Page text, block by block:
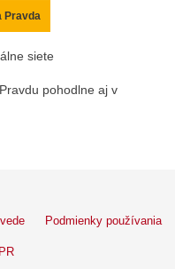
Pravda
siete
pohodlne aj v
Podmienky používania